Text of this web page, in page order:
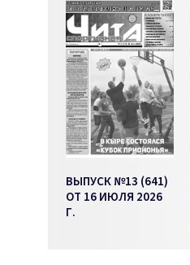
ВЫПУСК №13 (641)
ОТ 16 ИЮЛЯ 2026
Г.